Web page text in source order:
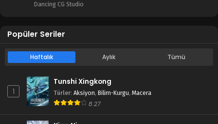
Dancing CG Studio
Popüler Seriler
Haftalık Aylık Tümü
1
Tunshi Xingkong
Türler: Aksiyon, Bilim-Kurgu, Macera
8.27